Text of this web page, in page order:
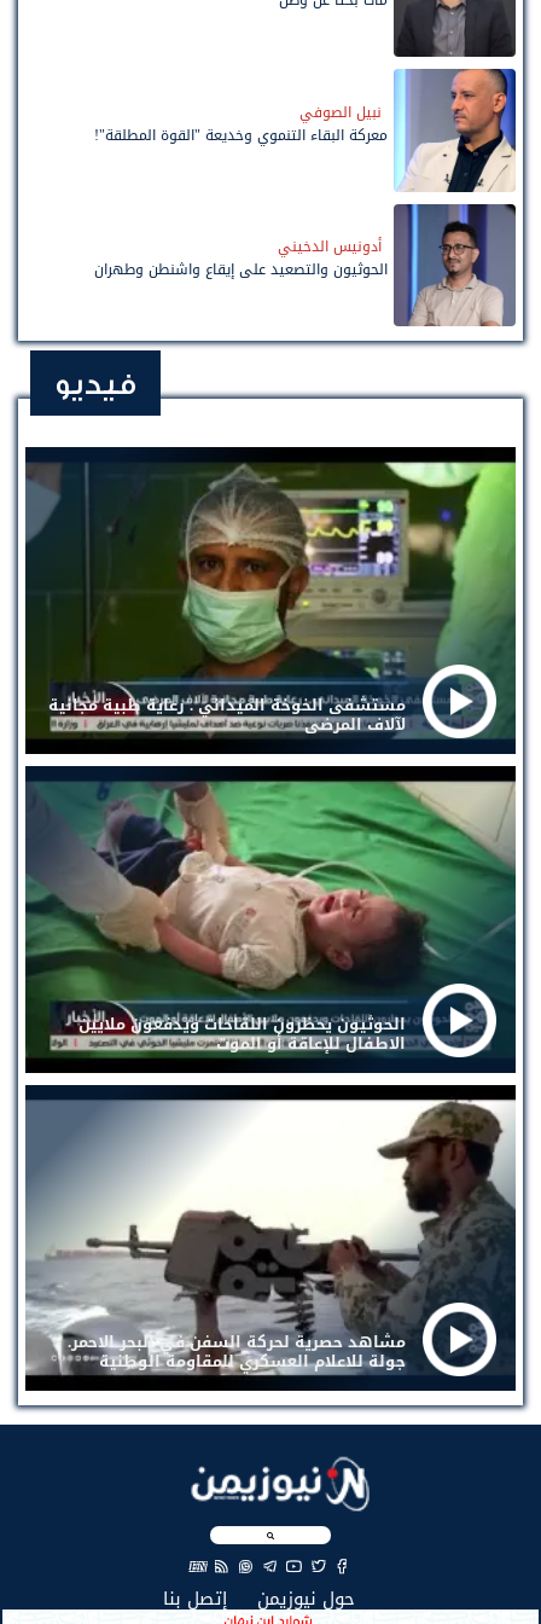
نبيل الصوفي
معركة البقاء التنموي وخديعة "القوة المطلقة"!
أدونيس الدخيني
الحوثيون والتصعيد على إيقاع واشنطن وطهران
فيديو
مستشفى الخوخة الميداني . رعاية طبية مجانية
لآلاف المرضى
الحوثيون يحظرون اللقاحات ويدفعون ملايين
الاطفال للإعاقة أو الموت
مشاهد حصرية لحركة السفن في البحر الاحمر.
جولة للاعلام العسكري للمقاومة الوطنية
EN
حول نيوزيمن إتصل بنا